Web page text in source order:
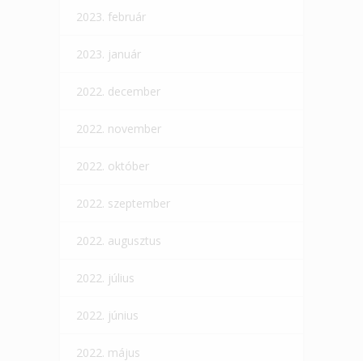
2023. február
2023. január
2022. december
2022. november
2022. október
2022. szeptember
2022. augusztus
2022. július
2022. június
2022. május